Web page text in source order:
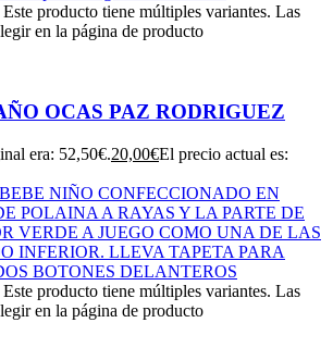
Este producto tiene múltiples variantes. Las
en la página de producto
OCAS PAZ RODRIGUEZ
era: 52,50€.20,00€El precio actual es:
Este producto tiene múltiples variantes. Las
en la página de producto